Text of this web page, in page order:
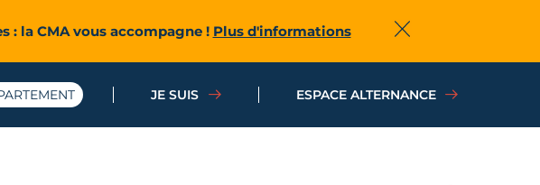
: la CMA vous accompagne ! Plus d'informations Fermer
JE SUIS ESPACE ALTERNANCE